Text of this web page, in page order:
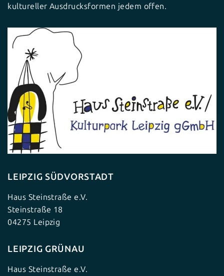
kultureller Ausdrucksformen jedem offen.
LEIPZIG SÜDVORSTADT
Haus Steinstraße e.V.
Steinstraße 18
04275 Leipzig
LEIPZIG GRÜNAU
Haus Steinstraße e.V.